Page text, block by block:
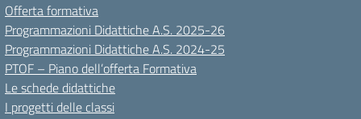
Offerta formativa
Programmazioni Didattiche A.S. 2025-26
Programmazioni Didattiche A.S. 2024-25
PTOF – Piano dell’offerta Formativa
Le schede didattiche
I progetti delle classi